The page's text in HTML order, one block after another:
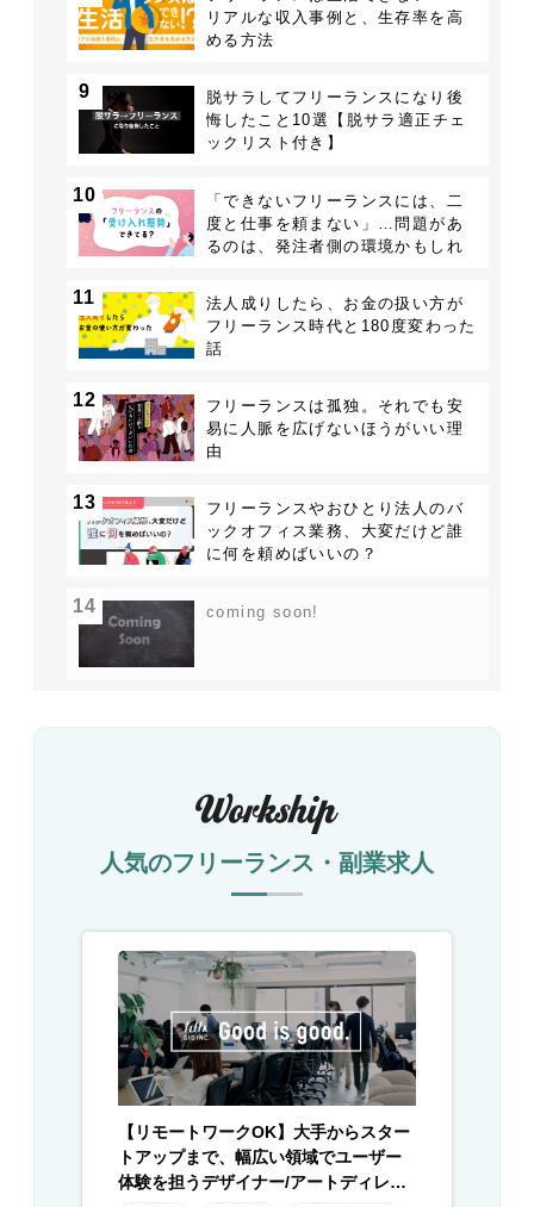
リアルな収入事例と、生存率を高
める方法
9
脱サラしてフリーランスになり後
悔したこと10選【脱サラ適正チェ
ックリスト付き】
10
「できないフリーランスには、二
度と仕事を頼まない」…問題があ
るのは、発注者側の環境かもしれ
11
法人成りしたら、お金の扱い方が
フリーランス時代と180度変わった
話
12
フリーランスは孤独。それでも安
易に人脈を広げないほうがいい理
由
13
フリーランスやおひとり法人のバ
ックオフィス業務、大変だけど誰
に何を頼めばいいの？
14 coming soon!
人気のフリーランス・副業求人
【リモートワークOK】大手からスター
トアップまで、幅広い領域でユーザー
体験を担うデザイナー/アートディレク